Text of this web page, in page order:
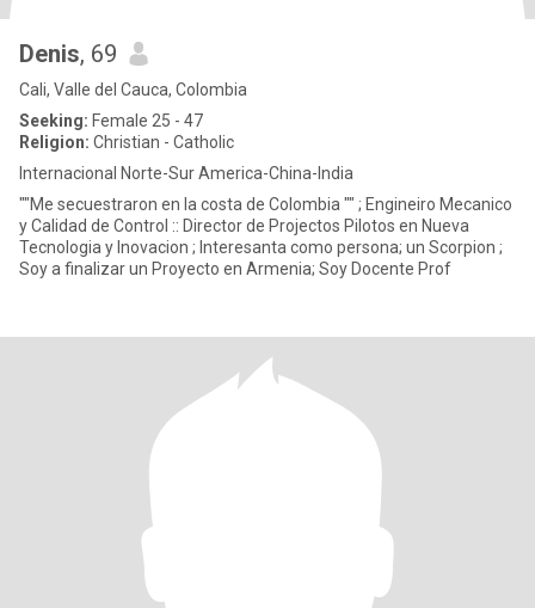
Denis, 69
Cali, Valle del Cauca, Colombia
Seeking: Female 25 - 47
Religion: Christian - Catholic
Internacional Norte-Sur America-China-India
""Me secuestraron en la costa de Colombia "" ; Engineiro Mecanico
y Calidad de Control :: Director de Projectos Pilotos en Nueva
Tecnologia y Inovacion ; Interesanta como persona; un Scorpion ;
Soy a finalizar un Proyecto en Armenia; Soy Docente Prof